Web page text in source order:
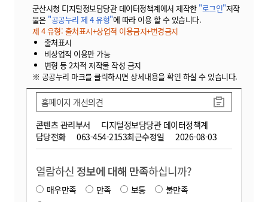
군산시청 디지털정보담당관 데이터정책계에서 제작한 "로그인"저작
물은 "공공누리 제 4 유형"에 따라 이용 할 수 있습니다.
제 4 유형: 출처표시+상업적 이용금지+변경금지
출처표시
비상업적 이용만 가능
변형 등 2차적 저작물 작성 금지
※ 공공누리 마크를 클릭하시면 상세내용을 확인 하실 수 있습니다.
콘텐츠 관리부서
디지털정보담당관 데이터정책계
담당전화
063-454-2153최근수정일 2026-08-03
홈페이지 개선의견
열람하신 정보에 대해 만족하십니까?
매우만족 만족 보통
불만족